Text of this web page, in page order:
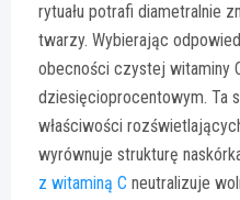
rytuału potrafi diametralnie
twarzy. Wybierając
obecności czystej witaminy
dziesięcioprocentowym. Ta
właściwości
wyrównuje strukturę
z witaminą C neutralizuje